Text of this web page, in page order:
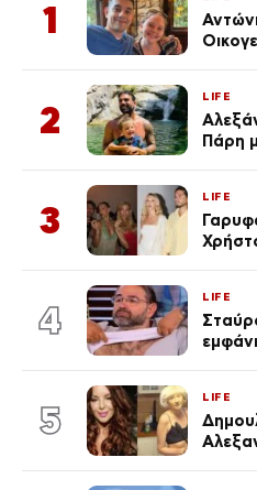
1
Λένας
2
LIFE
Πάρη
3
LIFE
4
LIFE
5
LIFE